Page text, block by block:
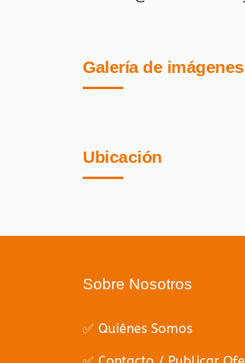
Galería de imágenes
Ubicación
Sobre Nosotros
✅ Quiénes Somos